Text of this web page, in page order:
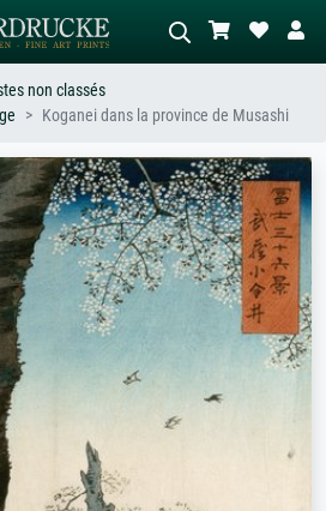
style –
Décrivez la scène – ex. prairie verte,
abstrait avec beaucoup de rouge,
tableau sombre, nu debout près d'un
arbre.
non classés
Koganei dans la province de Musashi